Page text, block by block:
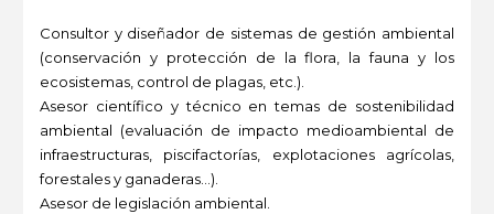
Consultor y diseñador de sistemas de gestión ambiental
(conservación y protección de la flora, la fauna y los
ecosistemas, control de plagas, etc.).
Asesor científico y técnico en temas de sostenibilidad
ambiental (evaluación de impacto medioambiental de
infraestructuras, piscifactorías, explotaciones agrícolas,
forestales y ganaderas…).
Asesor de legislación ambiental.